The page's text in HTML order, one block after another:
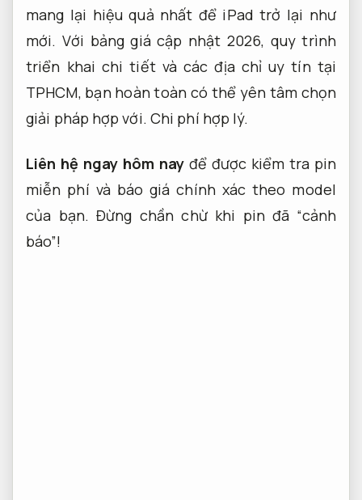
mang lại hiệu quả nhất để iPad trở lại như
mới. Với bảng giá cập nhật 2026, quy trình
triển khai chi tiết và các địa chỉ uy tín tại
TPHCM, bạn hoàn toàn có thể yên tâm chọn
giải pháp hợp với. Chi phí hợp lý.
Liên hệ ngay hôm nay để được kiểm tra pin
miễn phí và báo giá chính xác theo model
của bạn. Đừng chần chừ khi pin đã “cảnh
báo”!